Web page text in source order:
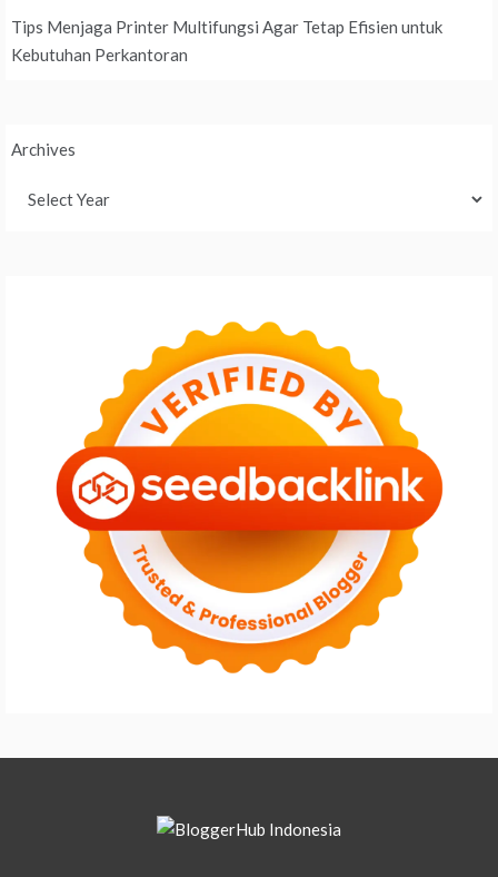
Tips Menjaga Printer Multifungsi Agar Tetap Efisien untuk
Kebutuhan Perkantoran
Archives